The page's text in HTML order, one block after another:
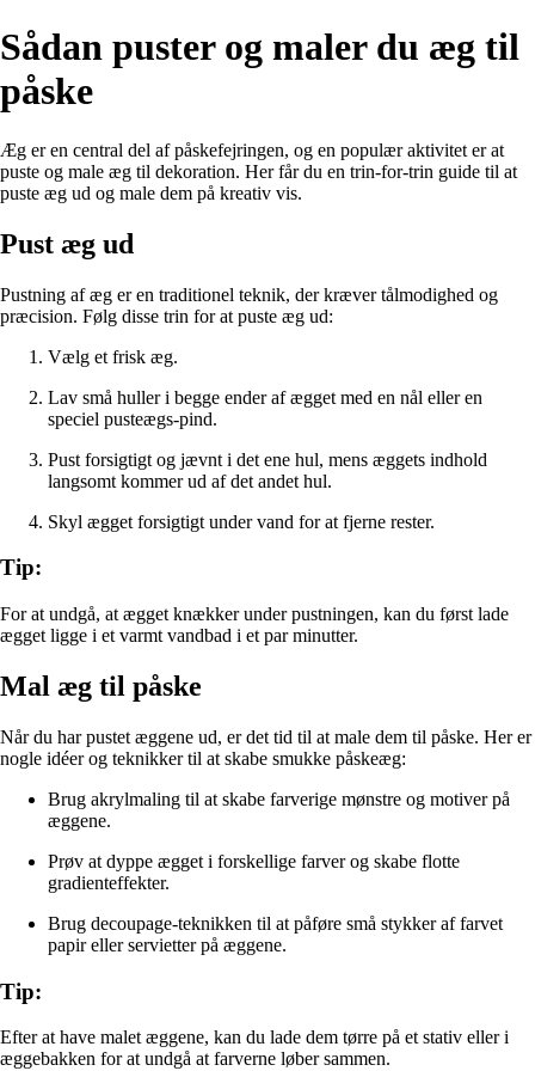
Sådan puster og maler du æg til
påske
Æg er en central del af påskefejringen, og en populær aktivitet er at
puste og male æg til dekoration. Her får du en trin-for-trin guide til at
puste æg ud og male dem på kreativ vis.
Pust æg ud
Pustning af æg er en traditionel teknik, der kræver tålmodighed og
præcision. Følg disse trin for at puste æg ud:
Vælg et frisk æg.
Lav små huller i begge ender af ægget med en nål eller en
speciel pusteægs-pind.
Pust forsigtigt og jævnt i det ene hul, mens æggets indhold
langsomt kommer ud af det andet hul.
Skyl ægget forsigtigt under vand for at fjerne rester.
Tip:
For at undgå, at ægget knækker under pustningen, kan du først lade
ægget ligge i et varmt vandbad i et par minutter.
Mal æg til påske
Når du har pustet æggene ud, er det tid til at male dem til påske. Her er
nogle idéer og teknikker til at skabe smukke påskeæg:
Brug akrylmaling til at skabe farverige mønstre og motiver på
æggene.
Prøv at dyppe ægget i forskellige farver og skabe flotte
gradienteffekter.
Brug decoupage-teknikken til at påføre små stykker af farvet
papir eller servietter på æggene.
Tip:
Efter at have malet æggene, kan du lade dem tørre på et stativ eller i
æggebakken for at undgå at farverne løber sammen.